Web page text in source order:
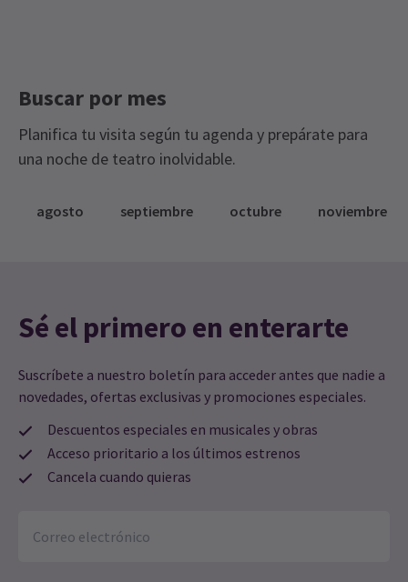
Buscar por mes
Planifica tu visita según tu agenda y prepárate para
una noche de teatro inolvidable.
agosto septiembre octubre noviembre
Sé el primero en enterarte
Suscríbete a nuestro boletín para acceder antes que nadie a
novedades, ofertas exclusivas y promociones especiales.
Descuentos especiales en musicales y obras
Acceso prioritario a los últimos estrenos
Cancela cuando quieras